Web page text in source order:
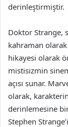
derinleştirmiştir.
Doktor Strange,
kahraman
hikayesi olarak
mistisizmin
açısı sunar.
olarak,
derinlemesine
Stephen